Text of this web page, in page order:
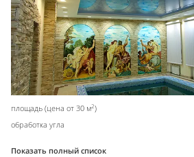
площадь (цена от 30 м2)
обработка угла
Показать полный список